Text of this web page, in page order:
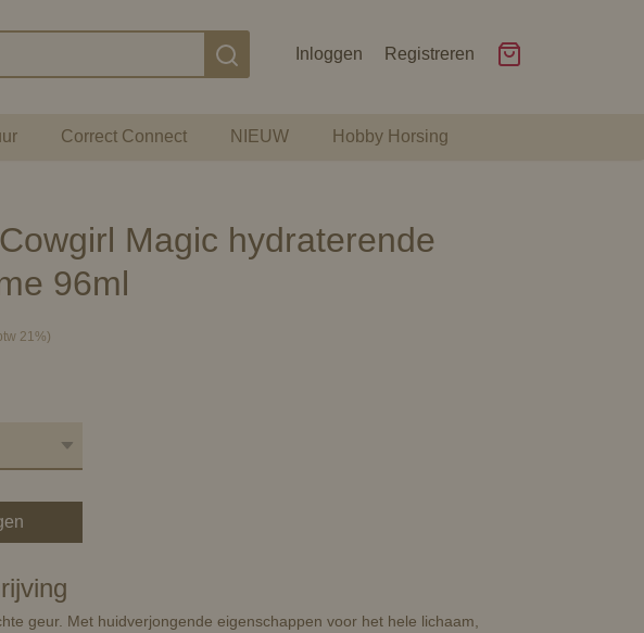
Inloggen Registreren
Correct Connect NIEUW Hobby Horsing
Magic hydraterende
96ml
21%)
geur. Met huidverjongende eigenschappen voor het hele lichaam,